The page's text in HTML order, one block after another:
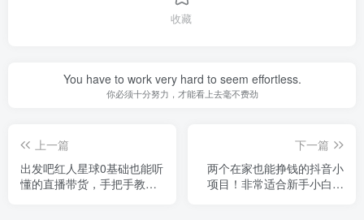
收藏
You have to work very hard to seem effortless.
你必须十分努力，才能看上去毫不费劲
上一篇
出发吧红人星球0基础也能听
懂的直播带货，手把手教你
下一篇
两个在家也能挣钱的抖音小
项目！非常适合新手小白！